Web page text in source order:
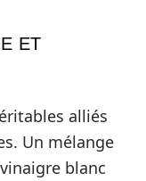
ET
alliés
Un mélange
blanc